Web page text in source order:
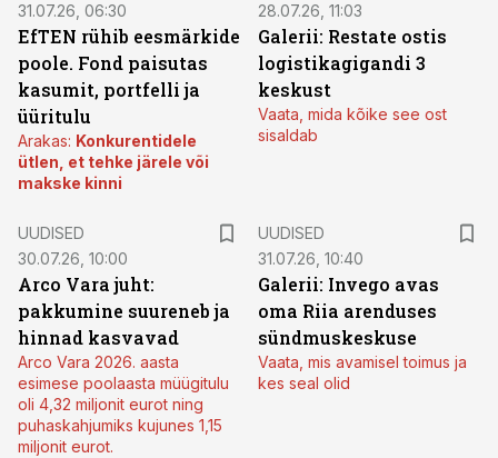
31.07.26, 06:30
EfTEN rühib eesmärkide
poole. Fond paisutas
kasumit, portfelli ja
üüritulu
Arakas: Konkurentidele
ütlen, et tehke järele või
makske kinni
28.07.26, 11:03
Galerii: Restate ostis
logistikagigandi 3
keskust
Vaata, mida kõike see ost
sisaldab
UUDISED
30.07.26, 10:00
Arco Vara juht:
pakkumine suureneb ja
hinnad kasvavad
Arco Vara 2026. aasta
esimese poolaasta müügitulu
oli 4,32 miljonit eurot ning
puhaskahjumiks kujunes 1,15
miljonit eurot.
UUDISED
31.07.26, 10:40
Galerii: Invego avas
oma Riia arenduses
sündmuskeskuse
Vaata, mis avamisel toimus ja
kes seal olid